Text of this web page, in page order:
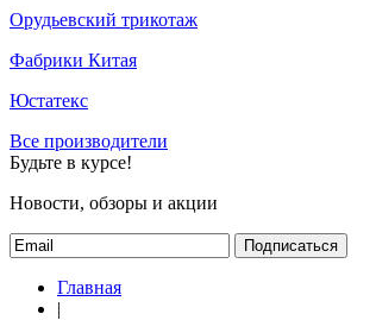
Орудьевский трикотаж
Фабрики Китая
Юстатекс
Все производители
Будьте в курсе!
Новости, обзоры и акции
Подписаться
Главная
|